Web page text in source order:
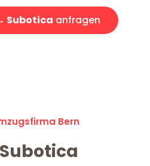
Subotica anfragen
Bern